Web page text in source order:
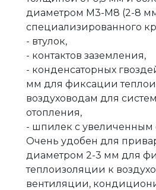
диаметром М3-М8 (2-8
специализированного
- втулок,
- контактов заземления,
- конденсаторных
мм для фиксации
воздуховодам для
отопления,
- шпилек с увеличенным
Очень удобен для
диаметром 2-3 мм для
теплоизоляции к
вентиляции,